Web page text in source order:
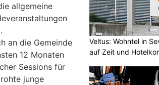
allgemeine
an die Gemeinde
12 Monaten
Sessions für
junge
Veltus: Wohntel in
auf Zeit und